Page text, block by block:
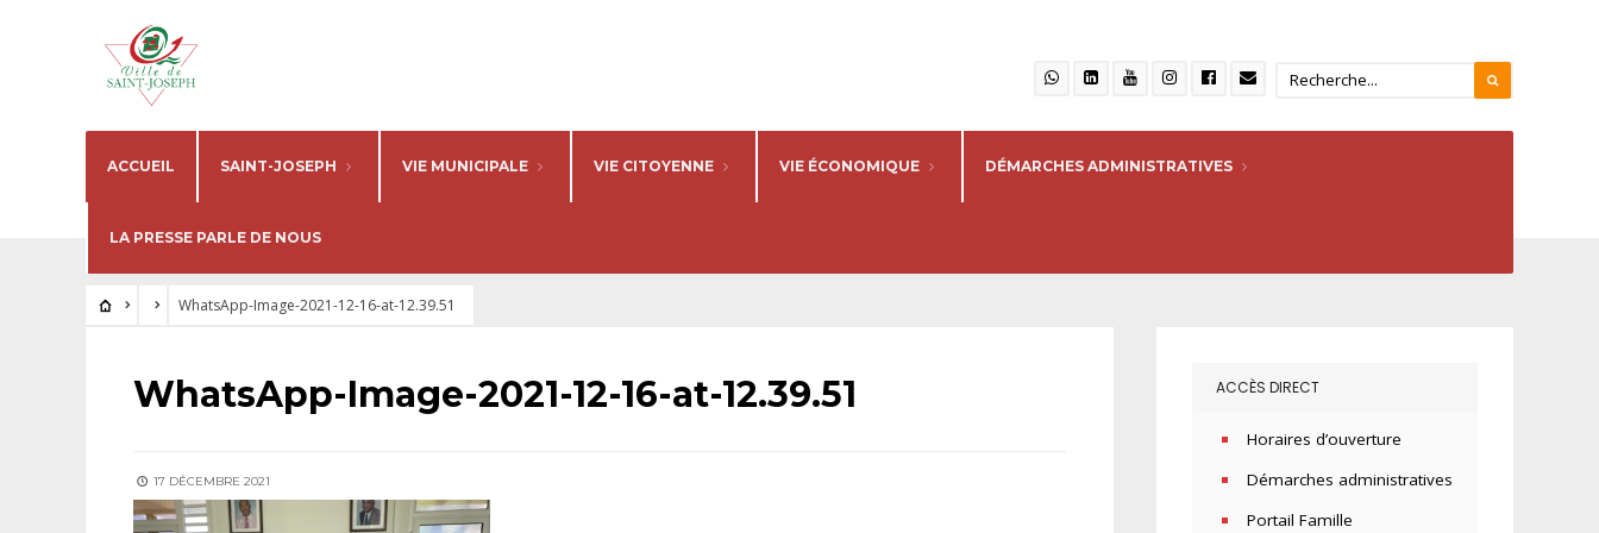
ACCUEIL SAINT-JOSEPH VIE MUNICIPALE VIE CITOYENNE VIE ÉCONOMIQUE DÉMARCHES ADMINISTRATIVES
LA PRESSE PARLE DE NOUS
WhatsApp-Image-2021-12-16-at-12.39.51
WhatsApp-Image-2021-12-16-at-12.39.51
17 DÉCEMBRE 2021
ACCÈS DIRECT
Horaires d’ouverture
Démarches administratives
Portail Famille